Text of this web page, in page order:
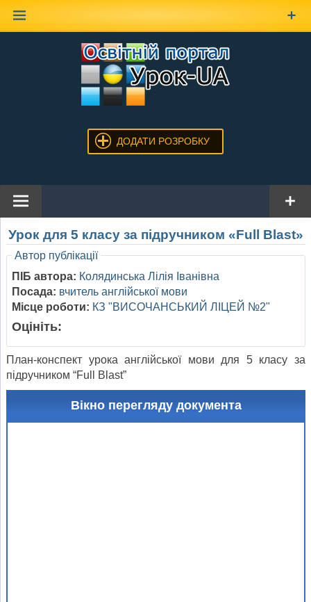
ДОДАТИ РОЗРОБКУ
Урок для 5 класу за підручником «Full Blast»
Автор публікації
ПІБ автора: Колядинська Лілія Іванівна
Посада: вчитель англійської мови
Місце роботи: КЗ "ВИСОЧАНСЬКИЙ ЛІЦЕЙ №2"
Оцініть:
План-конспект урока англійської мови для 5 класу за
підручником “Full Blast”
Вікно перегляду документа